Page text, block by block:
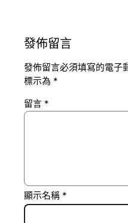
發佈留言
發佈留言必須填寫的電子
標示為 *
留言 *
顯示名稱 *